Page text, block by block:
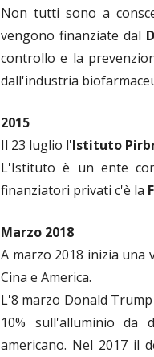
Non tutti sono a
vengono finanziate dal
controllo e la
dall'industria
2015
Il 23 luglio l'Istituto
L'Istituto è un ente
finanziatori privati c'è la
Marzo 2018
A marzo 2018 inizia una
Cina e America.
L'8 marzo Donald
10% sull'alluminio da
americano. Nel 2017 il